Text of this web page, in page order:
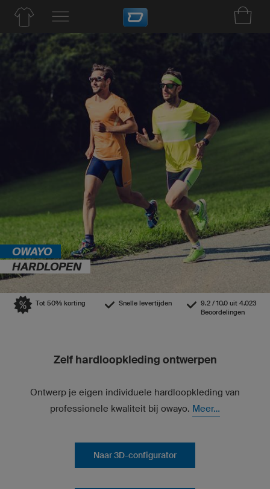
OWAYO
HARDLOPEN
Tot 50% korting Snelle levertijden
9.2 / 10.0 uit 4.023
Beoordelingen
Zelf hardloopkleding ontwerpen
Ontwerp je eigen individuele hardloopkleding van
professionele kwaliteit bij owayo. Meer...
Naar 3D-configurator